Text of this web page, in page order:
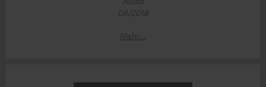
08/2018
Mehr...